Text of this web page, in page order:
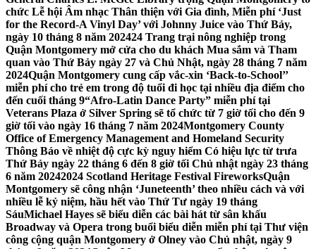
chức Lễ hội Âm nhạc Thân thiện với Gia đình, Miễn phí ‘Just
for the Record-A Vinyl Day’ với Johnny Juice vào Thứ Bảy,
ngày 10 tháng 8 năm 202424 Trang trại nông nghiệp trong
Quận Montgomery mở cửa cho du khách Mua sắm và Tham
quan vào Thứ Bảy ngày 27 và Chủ Nhật, ngày 28 tháng 7 năm
2024Quận Montgomery cung cấp vắc-xin ‘Back-to-School’’
miễn phí cho trẻ em trong độ tuổi đi học tại nhiều địa điểm cho
đến cuối tháng 9“Afro-Latin Dance Party” miễn phí tại
Veterans Plaza ở Silver Spring sẽ tổ chức từ 7 giờ tối cho đến 9
giờ tối vào ngày 16 tháng 7 năm 2024Montgomery County
Office of Emergency Management and Homeland Security
Thông Báo về nhiệt độ cực kỳ nguy hiểm Có hiệu lực từ trưa
Thứ Bảy ngày 22 tháng 6 đến 8 giờ tối Chủ nhật ngày 23 tháng
6 năm 20242024 Scotland Heritage Festival FireworksQuận
Montgomery sẽ công nhận ‘Juneteenth’ theo nhiều cách và với
nhiều lễ kỷ niệm, hầu hết vào Thứ Tư ngày 19 tháng
SáuMichael Hayes sẽ biểu diễn các bài hát từ sân khấu
Broadway và Opera trong buổi biểu diễn miễn phí tại Thư viện
công cộng quận Montgomery ở Olney vào Chủ nhật, ngày 9